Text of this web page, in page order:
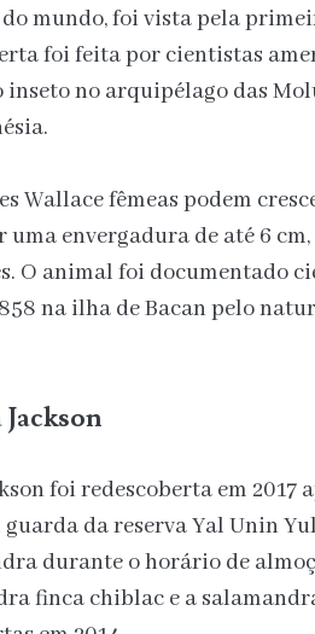
mundo, foi vista pela
foi feita por cientistas
no arquipélago das
Wallace fêmeas podem
envergadura de até 6
O animal foi documentado
na ilha de Bacan pelo
foi redescoberta em 2017
da reserva Yal Unin
durante o horário de
finca chiblac e a